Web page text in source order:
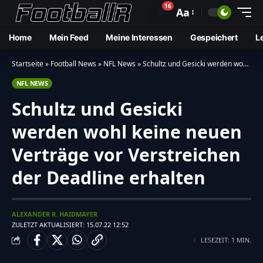
🔔16 Aa
Home Mein Feed Meine Interessen Gespeichert
Startseite» Football News» NFL News»Schultz und Gesicki werden wohl keine neuen Verträge vor Verstreichen der Deadline erhalten
NFL NEWS
Schultz und Gesicki
werden wohl keine neuen
Verträge vor Verstreichen
der Deadline erhalten
ZULETZT AKTUALISIERT: 15.07.22 12:52
ALEXANDER R. HAIDMAYER
LESEZEIT: 1 MIN.